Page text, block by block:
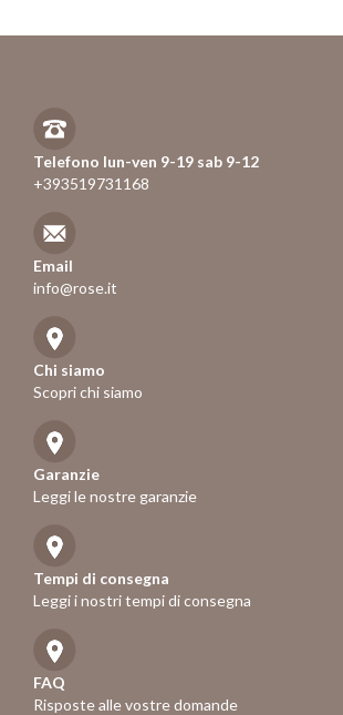
Telefono lun-ven 9-19 sab 9-12
+393519731168
Email
info@rose.it
Chi siamo
Scopri chi siamo
Garanzie
Leggi le nostre garanzie
Tempi di consegna
Leggi i nostri tempi di consegna
FAQ
Risposte alle vostre domande